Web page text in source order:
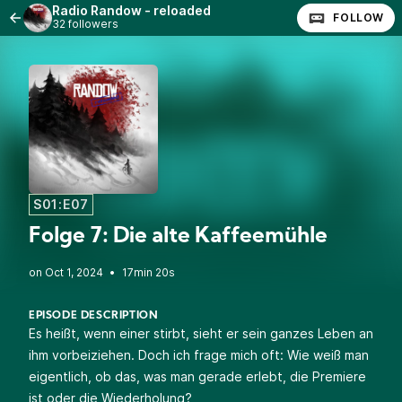
Radio Randow - reloaded
32 followers FOLLOW
S01:E07
Folge 7: Die alte Kaffeemühle
• 17min 20s
EPISODE DESCRIPTION
Es heißt, wenn einer stirbt, sieht er sein ganzes Leben an
ihm vorbeiziehen. Doch ich frage mich oft: Wie weiß man
eigentlich, ob das, was man gerade erlebt, die Premiere
ist oder die Wiederholung?